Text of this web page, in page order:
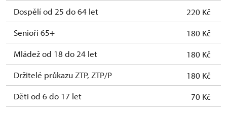
Dospělí od 25 do 64 let
220 Kč
Senioři 65+
180 Kč
Mládež od 18 do 24 let
180 Kč
Držitelé průkazu ZTP, ZTP/P
180 Kč
Děti od 6 do 17 let
70 Kč